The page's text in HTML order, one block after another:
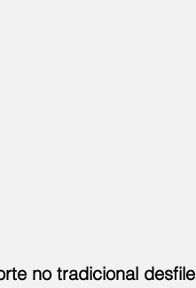
no tradicional